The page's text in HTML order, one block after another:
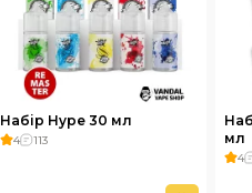
Набір Hype 30 мл
4 113
мл
4